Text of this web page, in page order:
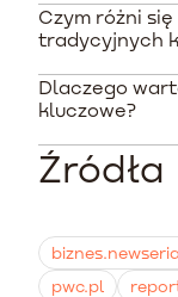
PLN
zebranie
Inteligentne
stabilizację
różne grupy
Czym różni
tradycyjnych
Performance
jednocześnie,
materiałach
wyszukiwania i
Dlaczego
kluczowe?
Wykluczenia
Dzięki temu
użytkowników o
Źródła
pwc.pl